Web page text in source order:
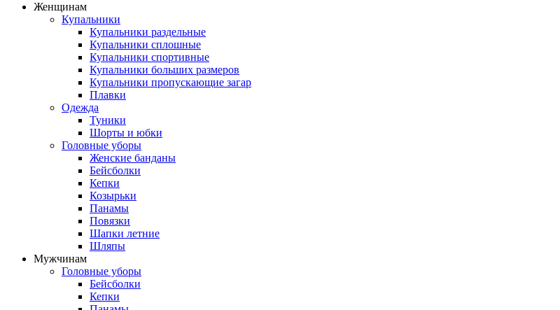
Женщинам
Купальники
Купальники раздельные
Купальники сплошные
Купальники спортивные
Купальники больших размеров
Купальники пропускающие загар
Плавки
Одежда
Туники
Шорты и юбки
Головные уборы
Женские банданы
Бейсболки
Кепки
Козырьки
Панамы
Повязки
Шапки летние
Шляпы
Мужчинам
Головные уборы
Бейсболки
Кепки